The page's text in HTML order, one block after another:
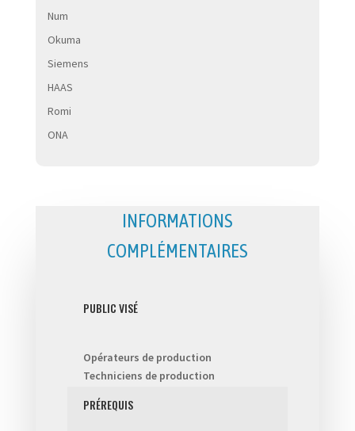
Num
Okuma
Siemens
HAAS
Romi
ONA
INFORMATIONS
COMPLÉMENTAIRES
PUBLIC VISÉ
Opérateurs de production
Techniciens de production
PRÉREQUIS